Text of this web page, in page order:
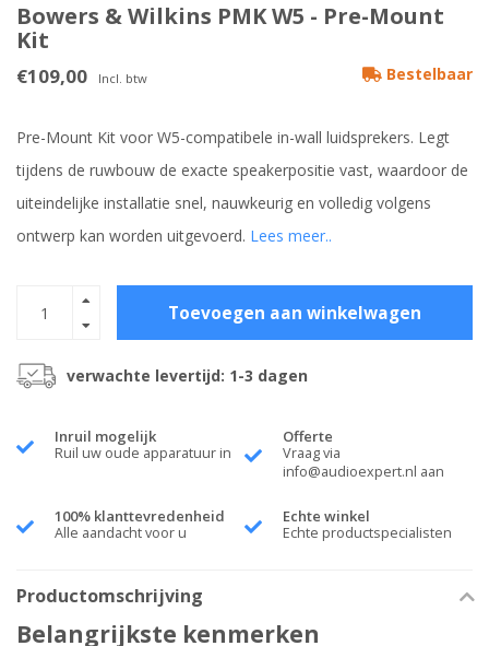
Bowers & Wilkins PMK W5 - Pre-Mount
Kit
€109,00 Incl. btw Bestelbaar
Pre-Mount Kit voor W5-compatibele in-wall luidsprekers. Legt
tijdens de ruwbouw de exacte speakerpositie vast, waardoor de
uiteindelijke installatie snel, nauwkeurig en volledig volgens
ontwerp kan worden uitgevoerd. Lees meer..
Toevoegen aan winkelwagen
verwachte levertijd: 1-3 dagen
Inruil mogelijk
Ruil uw oude apparatuur in
Offerte
Vraag via
info@audioexpert.nl aan
100% klanttevredenheid
Alle aandacht voor u
Echte winkel
Echte productspecialisten
Productomschrijving
Belangrijkste kenmerken